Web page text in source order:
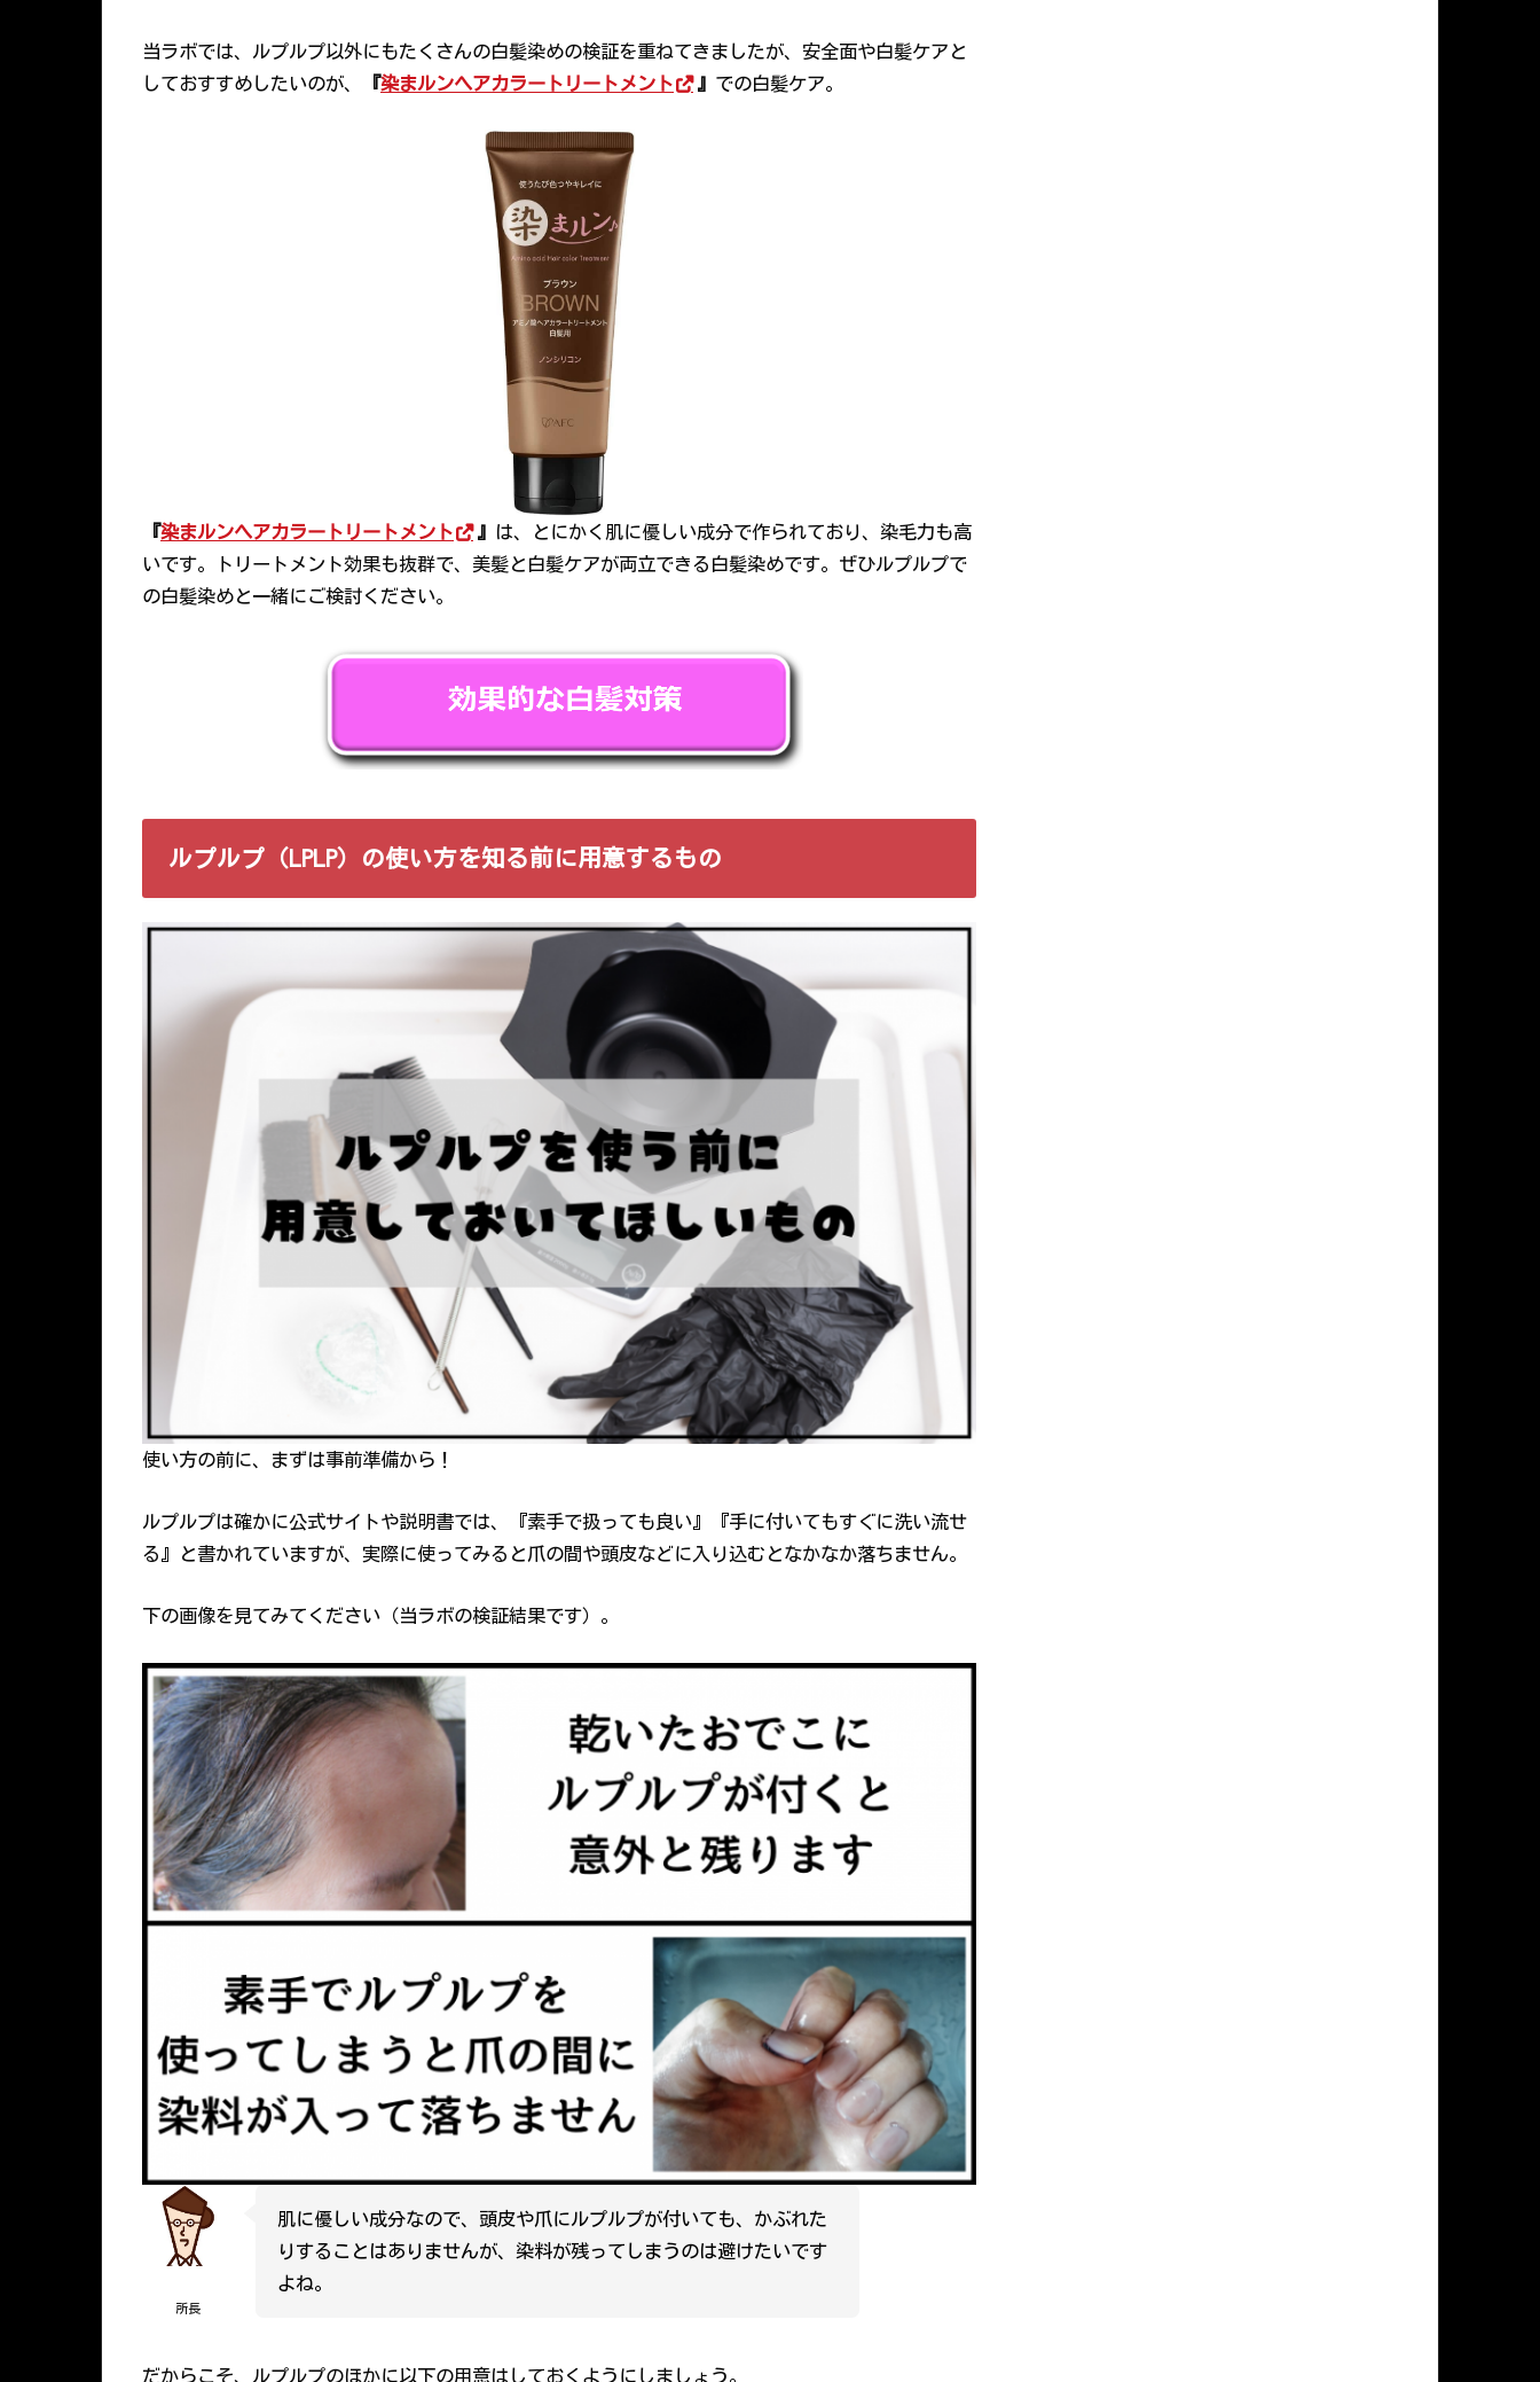
当ラボでは、ルプルプ以外にもたくさんの白髪染めの検証を重ねてきましたが、安全面や白髪ケアと
しておすすめしたいのが、
『染まルンヘアカラートリートメント 』 での白髪ケア。
『染まルンヘアカラートリートメント 』 は、とにかく肌に優しい成分で作られており、染毛力も高
いです。トリートメント効果も抜群で、美髪と白髪ケアが両立できる白髪染めです。ぜひルプルプで
の白髪染めと一緒にご検討ください。
ルプルプ（LPLP）の使い方を知る前に用意するもの
使い方の前に、まずは事前準備から！
ルプルプは確かに公式サイトや説明書では、『素手で扱っても良い』『手に付いてもすぐに洗い流せ
る』と書かれていますが、実際に使ってみると爪の間や頭皮などに入り込むとなかなか落ちません。
下の画像を見てみてください（当ラボの検証結果です）。
所長
肌に優しい成分なので、頭皮や爪にルプルプが付いても、かぶれた
りすることはありませんが、染料が残ってしまうのは避けたいです
よね。
だからこそ、ルプルプのほかに以下の用意はしておくようにしましょう。